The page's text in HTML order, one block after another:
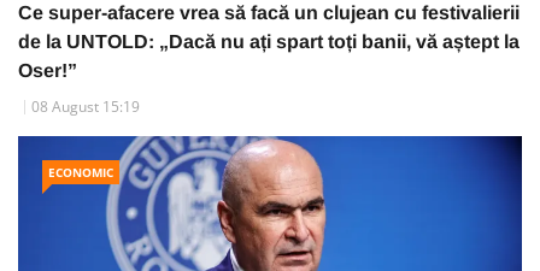
Ce super-afacere vrea să facă un clujean cu festivalierii
de la UNTOLD: „Dacă nu ați spart toți banii, vă aștept la
Oser!”
08 August 15:19
ECONOMIC